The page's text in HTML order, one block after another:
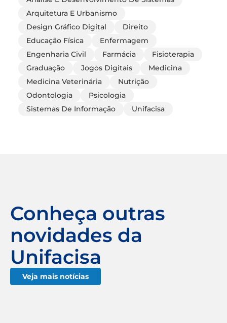
Arquitetura E Urbanismo
Design Gráfico Digital
Direito
Educação Física
Enfermagem
Engenharia Civil
Farmácia
Fisioterapia
Graduação
Jogos Digitais
Medicina
Medicina Veterinária
Nutrição
Odontologia
Psicologia
Sistemas De Informação
Unifacisa
Conheça outras
novidades da
Unifacisa
Veja mais notícias